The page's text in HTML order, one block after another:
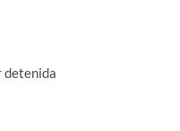
detenida